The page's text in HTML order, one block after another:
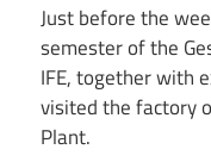
Just before the
semester of the
IFE, together with
visited the factory
Plant.